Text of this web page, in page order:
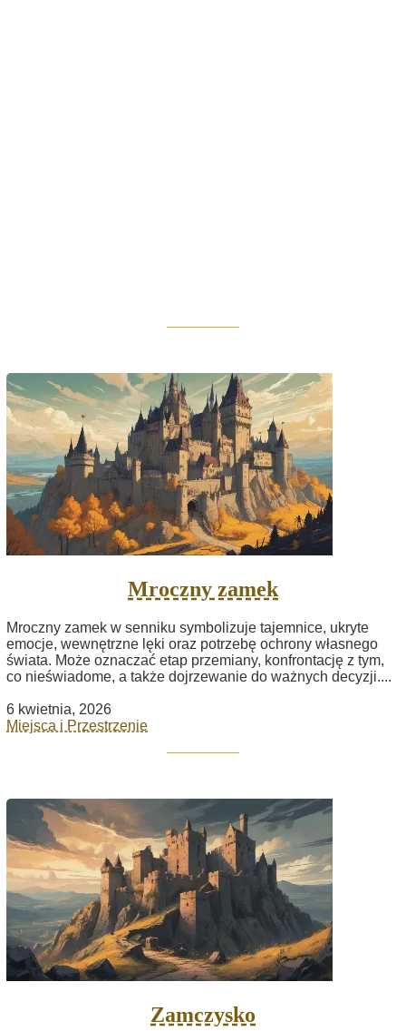
Mroczny zamek
Mroczny zamek w senniku symbolizuje tajemnice, ukryte
emocje, wewnętrzne lęki oraz potrzebę ochrony własnego
świata. Może oznaczać etap przemiany, konfrontację z tym,
co nieświadome, a także dojrzewanie do ważnych decyzji....
6 kwietnia, 2026
Miejsca i Przestrzenie
Zamczysko